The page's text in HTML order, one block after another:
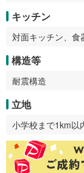
キッチン
対面キッチン、食
構造等
耐震構造
立地
小学校まで1km以